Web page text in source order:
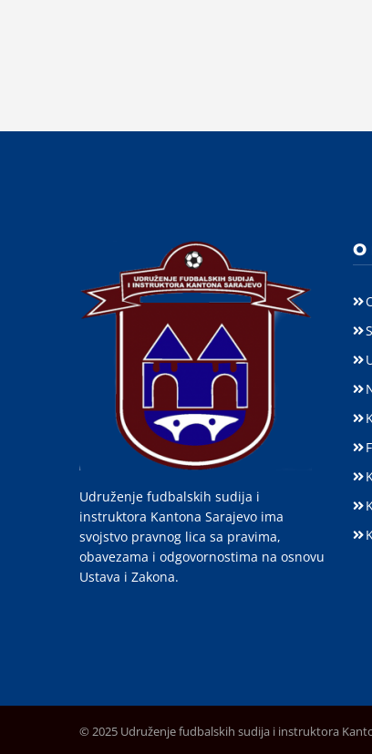
Udruženje fudbalskih sudija i
instruktora Kantona Sarajevo ima
svojstvo pravnog lica sa pravima,
obavezama i odgovornostima na osnovu
Ustava i Zakona.
O
© 2025 Udruženje fudbalskih sudija i instruktora